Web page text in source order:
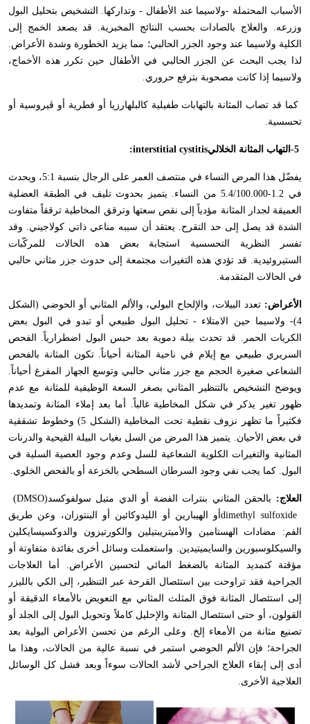
الأسباب المحتملة -ولاسيما عند الأطفال - وتداركها. التشخيص بتحليل البول
وزرعه. والعلاج بالصادات بحسب النتائج المخبرية. قد يصعد الخمج إلى
الكلية ولاسيما عند وجود الجزر الحالبي؛ مما يزيد الخطورة وشدة الأعراض.
لذا يجب البحث عن الجزر الحالبي في الأطفال حين تكرر هذه الأخماج،
ولاسيما إذا كانت مصحوبة بترفع حروري.
كما قد تصاب المثانة بالتهابات طفيلية كالبلهارزيا أو فطرية أو ڤيروسية أو
تحسسية.
-5 التهاب المثانة الخلالي:interstitial cystitis
يفضّل هذا المرض النساء في منتصف العمر على الرجال بنسبة 5:1، ويحدث
في 1.2-5.4/100.000 من النساء. يتميز بحدوث تليف في الطبقة العضلية
العميقة لجدار المثانة مؤدياً إلى نقص سعتها وترقق المخاطية ترققاً متفاوت
الشدة قد يصل إلى حد التقرح. يعتقد أن سببه مناعي ذاتي كولاجيني. وقد
تفسر النظرية التحسسية استجابة بعض هذه الحالات للمركّبات
الستيروئيدية. قد تؤدي هذه التغيرات مجتمعة إلى حدوث جزر مثاني حالبي
في الحالات المتقدمة.
الأعراض: تعدد البيلات، والإلحاح البولي، والألم المثاني أو الحوضي (الشكل
4)- ولاسيما حين الامتلاء - تحليل البول طبيعي أو تبدو في البول بعض
الكريات الحمر. قد تحدث بيلة دموية بعد حبس البول اضطرارياً. الفحص
السريري طبيعي مع إيلام في ناحية المثانة أحياناً. تكون المثانة بالفحص
الشعاعي صغيرة الحجم مع جزر مثاني حالبي وتوسع الجهاز المفرغ أحياناً.
ويوضح التشخيص بالتنظير المثاني بصغر السعة الوظيفية للمثانة مع عدم
ظهور تغير يذكر في شكل المخاطية غالباً. أما بعد إملاء المثانة وتمديدها
فكثيراً ما تظهر نزوف نقطية تحت المخاطية (الشكل 5) وخطوط تشققية
في بعض الأحيان. يتميز هذا المرض من السل بغياب البيلة القيحية والدرنات
المثانية والتغيرات الكلوية الشعاعية للسل وعدم وجود العصية السلية في
البول. كما يجب نفي وجود السرطان السطحي بالخزعة أو بالفحص الخلوي.
العلاج: بالحقن المثاني بنترات الفضة أو الدي متيل سولفوكسد(DMSO)
dimethyl sulfoxideأو الهيبارين أو الليدوكائين أو البنتوزان، وعن طريق
الفم: مضادات الهستامين والأميتريبتيلين والكورتيزون والدوكسيسايكلين
والسيكلوسبورين والسايميتيدين. واستعملت وسائل أخرى بفائدة متفاوتة أو
مؤقتة كتمديد المثانة بالضغط المائي لتحسين الأعراض. أما العلاجات
الجراحية فقد تراوحت بين استئصال القرحة عبر التنظير، إلى الكي بالليزر
إلى استئصال المثانة فوق المثلث المثاني مع التعويض بالأمعاء الدقيقة أو
القولون، أو حتى استئصال المثانة والإحليل كاملاً وتحويل البول إلى الجلد أو
تصنيع مثانة من الأمعاء إلخ. وعلى الرغم من تحسن الأعراض البولية بعد
الجراحة؛ فإن الألم الحوضي استمر في نسبة عالية من الحالات، وهذا ما
أدى إلى إبقاء العلاج الجراحي لأشد الحالات سوءاً وبعد فشل كل الوسائل
العلاجية الأخرى.